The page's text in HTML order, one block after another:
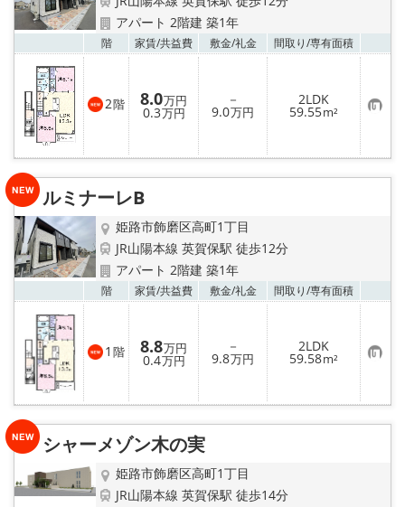
アパート 2階建 築1年
階 家賃/共益費 敷金/礼金 間取り/専有面積
2階 8.0万円
0.3万円
－
9.0万円
2LDK
59.55m² お
気
に
入
り
登
ルミナーレB
姫路市飾磨区高町1丁目
JR山陽本線 英賀保駅 徒歩12分
アパート 2階建 築1年
階 家賃/共益費 敷金/礼金 間取り/専有面積
1 階 8.8万円
0.4万円
－
9.8万円
2LDK
59.58m² お
気
に
入
り
登
シャーメゾン木の実
姫路市飾磨区高町1丁目
JR山陽本線 英賀保駅 徒歩14分